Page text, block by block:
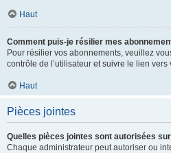
Haut
Comment puis-je résilier mes
Pour résilier vos abonnements, veuillez
contrôle de l’utilisateur et suivre le lien
Haut
Pièces jointes
Quelles pièces jointes sont autorisées
Chaque administrateur peut autoriser ou